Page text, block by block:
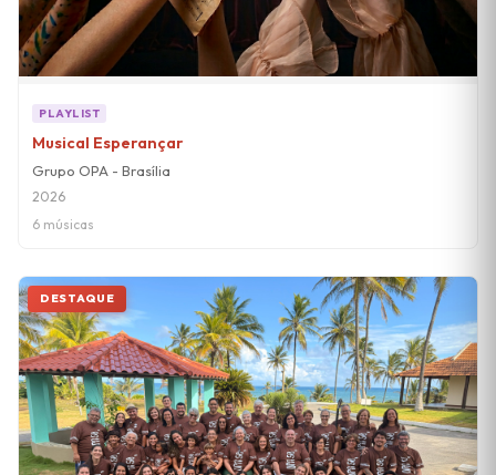
PLAYLIST
Musical Esperançar
Grupo OPA - Brasília
2026
6 músicas
DESTAQUE